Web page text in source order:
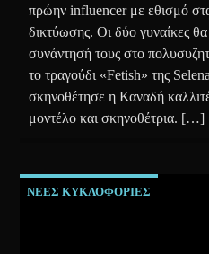
πρώην influencer με εθισμό
δικτύωσης. Οι δύο γυναίκες
συνάντησή τους στο
το τραγούδι «Fetish» της
σκηνοθέτησε η Καναδή
μοντέλο και σκηνοθέτρια. […]
ΝΕΕΣ ΚΥΚΛΟΦΟΡΙΕΣ